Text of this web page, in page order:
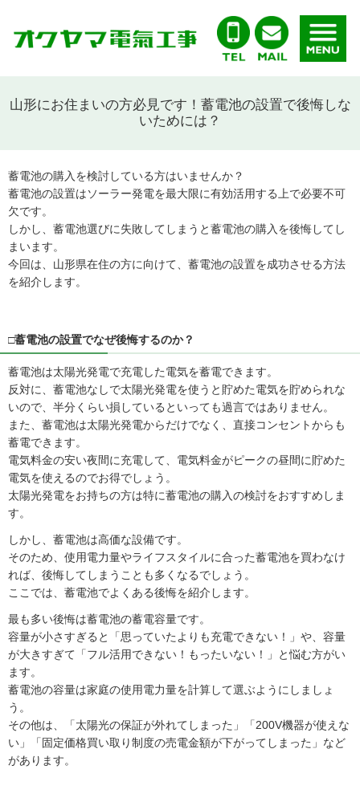
山形にお住まいの方必見です！蓄電池の設置で後悔しな
いためには？
蓄電池の購入を検討している方はいませんか？
蓄電池の設置はソーラー発電を最大限に有効活用する上で必要不可
欠です。
しかし、蓄電池選びに失敗してしまうと蓄電池の購入を後悔してし
まいます。
今回は、山形県在住の方に向けて、蓄電池の設置を成功させる方法
を紹介します。
□蓄電池の設置でなぜ後悔するのか？
蓄電池は太陽光発電で充電した電気を蓄電できます。
反対に、蓄電池なしで太陽光発電を使うと貯めた電気を貯められな
いので、半分くらい損しているといっても過言ではありません。
また、蓄電池は太陽光発電からだけでなく、直接コンセントからも
蓄電できます。
電気料金の安い夜間に充電して、電気料金がピークの昼間に貯めた
電気を使えるのでお得でしょう。
太陽光発電をお持ちの方は特に蓄電池の購入の検討をおすすめしま
す。
しかし、蓄電池は高価な設備です。
そのため、使用電力量やライフスタイルに合った蓄電池を買わなけ
れば、後悔してしまうことも多くなるでしょう。
ここでは、蓄電池でよくある後悔を紹介します。
最も多い後悔は蓄電池の蓄電容量です。
容量が小さすぎると「思っていたよりも充電できない！」や、容量
が大きすぎて「フル活用できない！もったいない！」と悩む方がい
ます。
蓄電池の容量は家庭の使用電力量を計算して選ぶようにしましょ
う。
その他は、「太陽光の保証が外れてしまった」「200V機器が使えな
い」「固定価格買い取り制度の売電金額が下がってしまった」など
があります。